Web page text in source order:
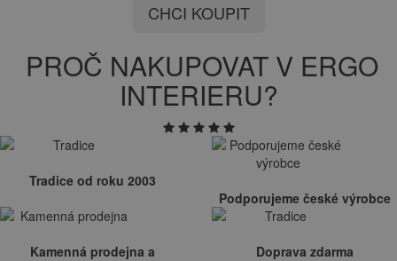
CHCI KOUPIT
PROČ NAKUPOVAT V ERGO
INTERIERU?
Tradice od roku 2003
Podporujeme české výrobce
Kamenná prodejna a
Doprava zdarma